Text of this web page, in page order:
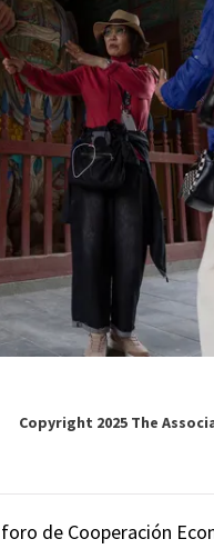
Copyright 2025 The
de Cooperación